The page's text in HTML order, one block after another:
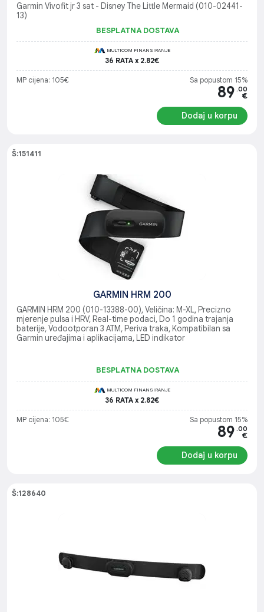
Garmin Vivofit jr 3 sat - Disney The Little Mermaid (010-02441-
13)
BESPLATNA DOSTAVA
MULTICOM FINANSIRANJE
36 RATA x 2.82€
MP cijena: 105€ Sa popustom 15%
89 .00
€
Dodaj u korpu
Š:151411
GARMIN HRM 200
GARMIN HRM 200 (010-13388-00), Veličina: M-XL, Precizno
mjerenje pulsa i HRV, Real-time podaci, Do 1 godina trajanja
baterije, Vodootporan 3 ATM, Periva traka, Kompatibilan sa
Garmin uređajima i aplikacijama, LED indikator
BESPLATNA DOSTAVA
MULTICOM FINANSIRANJE
36 RATA x 2.82€
MP cijena: 105€ Sa popustom 15%
89 .00
€
Dodaj u korpu
Š:128640